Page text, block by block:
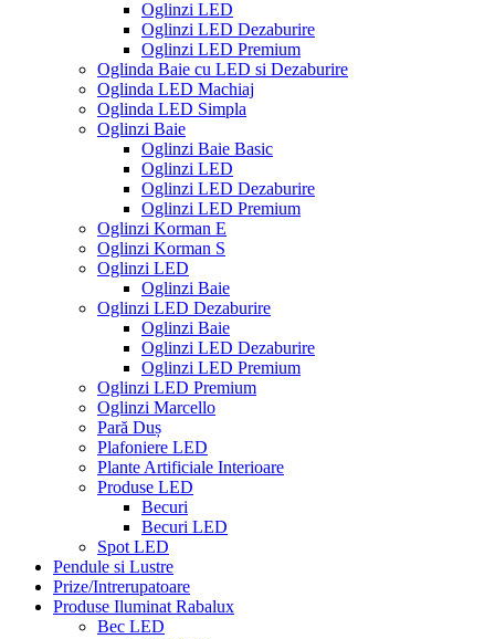
Oglinzi LED
Oglinzi LED Dezaburire
Oglinzi LED Premium
Oglinda Baie cu LED si Dezaburire
Oglinda LED Machiaj
Oglinda LED Simpla
Oglinzi Baie
Oglinzi Baie Basic
Oglinzi LED
Oglinzi LED Dezaburire
Oglinzi LED Premium
Oglinzi Korman E
Oglinzi Korman S
Oglinzi LED
Oglinzi Baie
Oglinzi LED Dezaburire
Oglinzi Baie
Oglinzi LED Dezaburire
Oglinzi LED Premium
Oglinzi LED Premium
Oglinzi Marcello
Pară Duș
Plafoniere LED
Plante Artificiale Interioare
Produse LED
Becuri
Becuri LED
Spot LED
Pendule si Lustre
Prize/Intrerupatoare
Produse Iluminat Rabalux
Bec LED